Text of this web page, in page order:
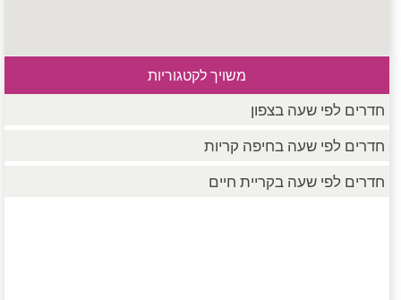
משויך לקטגוריות
חדרים לפי שעה בצפון
חדרים לפי שעה בחיפה קריות
חדרים לפי שעה בקריית חיים